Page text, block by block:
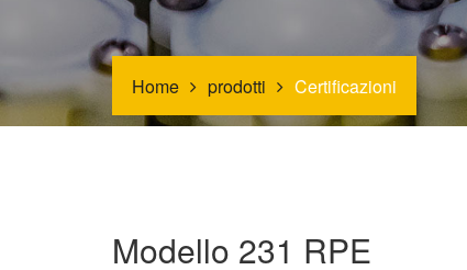
Home prodotti Certificazioni
Modello 231 RPE